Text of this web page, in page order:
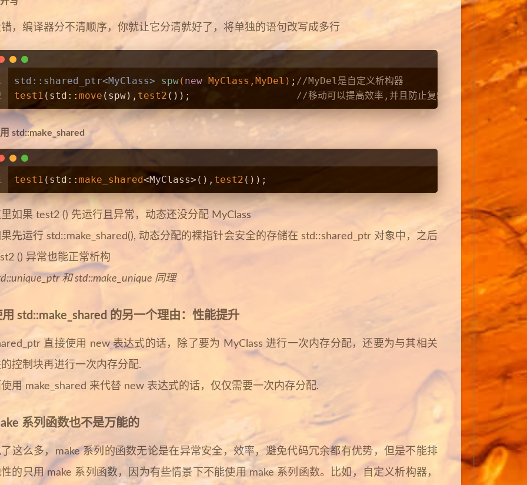
，编译器分不清顺序，你就让它分清就好了，将单独的语句改写成多行
std::shared_ptr<MyClass> spw( new MyClass,MyDel) ; //MyDel是自定义析构器
test1 (std:: move (spw), test2 ()); //移动可以提高效率,并且防止复制对引用计数进行原
std::make_shared
test1 (std:: make_shared<MyClass>(), test2 ());
如果 test2 () 先运行且异常，动态还没分配 MyClass
先运行 std::make_shared(), 动态分配的裸指针会安全的存储在 std::shared_ptr 对象中，之后
() 异常也能正常析构
和 std::make_unique 同理
用 std::make_shared 的另一个理由：性能提升
直接使用 new 表达式的话，除了要为 MyClass 进行一次内存分配，还要为与其相关
控制块再进行一次内存分配.
用 make_shared 来代替 new 表达式的话，仅仅需要一次内存分配.
系列函数也不是万能的
这么多，make 系列的函数无论是在异常安全，效率，避免代码冗余都有优势，但是不能排
的只用 make 系列函数，因为有些情景下不能使用 make 系列函数。比如，自定义析构器，